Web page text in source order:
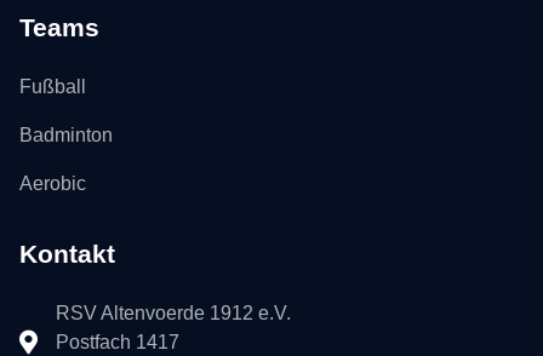
Teams
Fußball
Badminton
Aerobic
Kontakt
RSV Altenvoerde 1912 e.V.
Postfach 1417